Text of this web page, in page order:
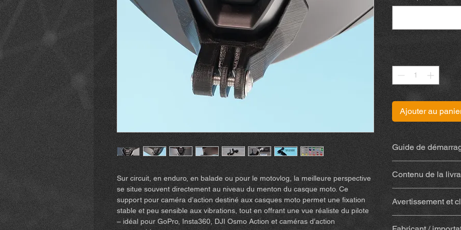
Sur circuit, en enduro, en balade ou pour le motovlog, la meilleure perspective
se situe souvent directement au niveau du menton du casque moto. Ce
support pour caméra d’action destiné aux casques moto permet une fixation
stable et peu sensible aux vibrations, tout en offrant une vue réaliste du pilote
– idéal pour GoPro, Insta360, DJI Osmo Action et caméras d’action
Quantité
Ajouter au
Guide de
Retrouvez la notice
Contenu de la
Support imprimé
résistant aux
Avec colle
(colle, tampon
Avertissement et
En achetant et en